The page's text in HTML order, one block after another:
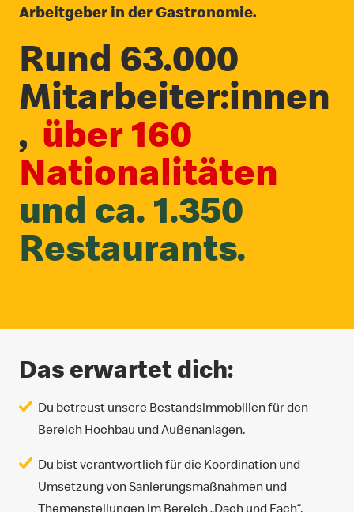
Arbeitgeber in der Gastronomie.
Rund 63.000
Mitarbeiter:innen
, über 160
Nationalitäten
und ca. 1.350
Restaurants.
Das erwartet dich:
Du betreust unsere Bestandsimmobilien für den
Bereich Hochbau und Außenanlagen.
Du bist verantwortlich für die Koordination und
Umsetzung von Sanierungsmaßnahmen und
Themenstellungen im Bereich „Dach und Fach“.